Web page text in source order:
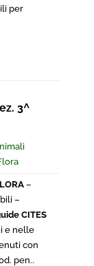
per
3^
–
–
CITES
e nelle
con
pen..